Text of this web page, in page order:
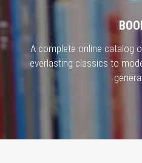
A complete online catalog
everlasting classics to